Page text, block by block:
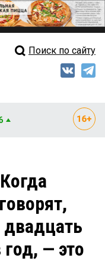
выпуск
Поиск по сайту
двадцать
— это